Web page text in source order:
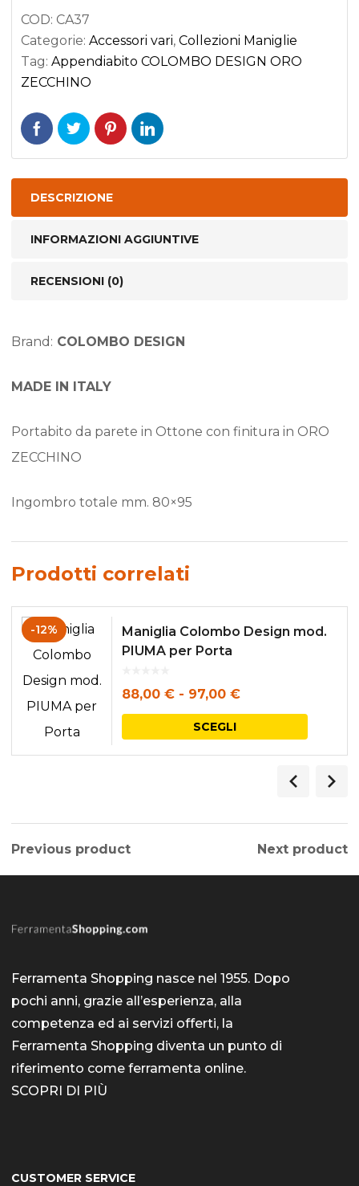
COD: CA37
Categorie: Accessori vari, Collezioni Maniglie
Tag: Appendiabito COLOMBO DESIGN ORO
ZECCHINO
DESCRIZIONE
INFORMAZIONI AGGIUNTIVE
RECENSIONI (0)
Brand: COLOMBO DESIGN
MADE IN ITALY
Portabito da parete in Ottone con finitura in ORO
ZECCHINO
Ingombro totale mm. 80×95
Prodotti correlati
-12%
Maniglia Colombo Design mod.
PIUMA per Porta
88,00 € - 97,00 €Fascia
di
prezzo:
a
97,00 €
SCEGLI
Questo
varianti.
Le
opzioni
Previous product Next product
Ferramenta Shopping nasce nel 1955. Dopo
pochi anni, grazie all’esperienza, alla
competenza ed ai servizi offerti, la
Ferramenta Shopping diventa un punto di
riferimento come ferramenta online.
SCOPRI DI PIÙ
CUSTOMER SERVICE